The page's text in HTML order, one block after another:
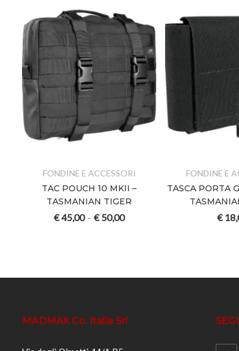
FONDINE E ACCESSORI
TAC POUCH 10 MKII –
TASMANIAN TIGER
€45,00 – € 50,00
FONDINE E
TASCA PORTA
€
MADMAX Co. Italia Srl